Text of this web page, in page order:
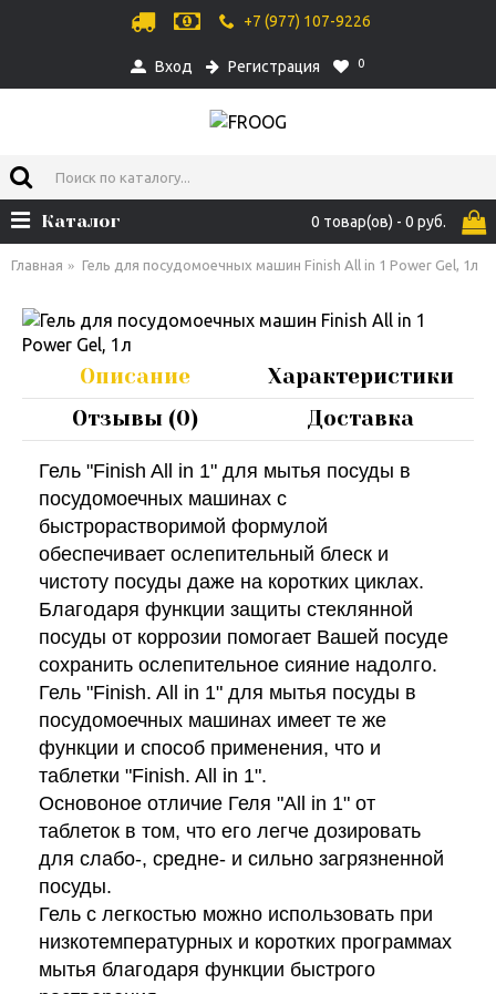
+7 (977) 107-9226
Вход Регистрация 0
0 товар(ов) - 0 руб.
Каталог
Главная Гель для посудомоечных машин Finish All in 1 Power Gel, 1л
Описание
Характеристики
Отзывы (0)
Доставка
Гель "Finish All in 1" для мытья посуды в
посудомоечных машинах с
быстрорастворимой формулой
обеспечивает ослепительный блеск и
чистоту посуды даже на коротких циклах.
Благодаря функции защиты стеклянной
посуды от коррозии помогает Вашей посуде
сохранить ослепительное сияние надолго.
Гель "Finish. All in 1" для мытья посуды в
посудомоечных машинах имеет те же
функции и способ применения, что и
таблетки "Finish. All in 1".
Основоное отличие Геля "All in 1" от
таблеток в том, что его легче дозировать
для слабо-, средне- и сильно загрязненной
посуды.
Гель с легкостью можно использовать при
низкотемпературных и коротких программах
мытья благодаря функции быстрого